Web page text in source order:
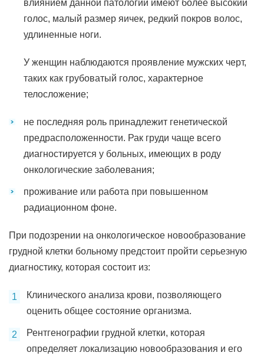
влиянием данной патологии имеют более высокий
голос, малый размер яичек, редкий покров волос,
удлиненные ноги.
У женщин наблюдаются проявление мужских черт,
таких как грубоватый голос, характерное
телосложение;
не последняя роль принадлежит генетической
предрасположенности. Рак груди чаще всего
диагностируется у больных, имеющих в роду
онкологические заболевания;
проживание или работа при повышенном
радиационном фоне.
При подозрении на онкологическое новообразование
грудной клетки больному предстоит пройти серьезную
диагностику, которая состоит из:
Клинического анализа крови, позволяющего
оценить общее состояние организма.
Рентгенографии грудной клетки, которая
определяет локализацию новообразования и его